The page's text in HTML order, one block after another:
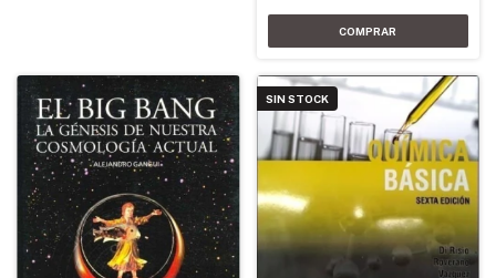
SIN STOCK